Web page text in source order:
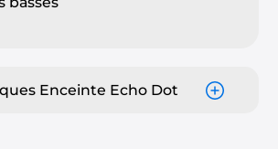
Enceinte Echo Dot